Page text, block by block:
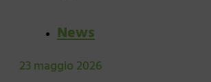
News
23 maggio 2026